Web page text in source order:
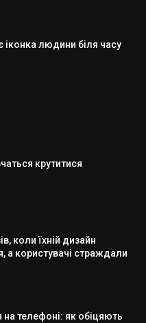
іконка людини біля часу
крутитися
коли їхній дизайн
а користувачі страждали
на телефоні: як обіцяють